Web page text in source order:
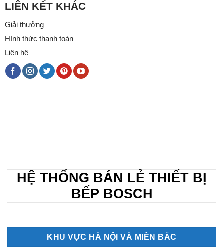
LIÊN KẾT KHÁC
Giải thưởng
Hình thức thanh toán
Liên hệ
HỆ THỐNG BÁN LẺ THIẾT BỊ
BẾP BOSCH
KHU VỰC HÀ NỘI VÀ MIỀN BẮC